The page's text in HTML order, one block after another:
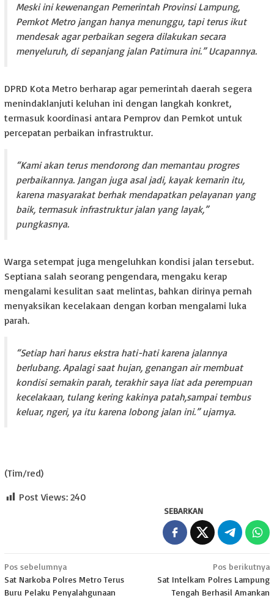
Meski ini kewenangan Pemerintah Provinsi Lampung,
Pemkot Metro jangan hanya menunggu, tapi terus ikut
mendesak agar perbaikan segera dilakukan secara
menyeluruh, di sepanjang jalan Patimura ini.” Ucapannya.
DPRD Kota Metro berharap agar pemerintah daerah segera
menindaklanjuti keluhan ini dengan langkah konkret,
termasuk koordinasi antara Pemprov dan Pemkot untuk
percepatan perbaikan infrastruktur.
“Kami akan terus mendorong dan memantau progres
perbaikannya. Jangan juga asal jadi, kayak kemarin itu,
karena masyarakat berhak mendapatkan pelayanan yang
baik, termasuk infrastruktur jalan yang layak,”
pungkasnya.
Warga setempat juga mengeluhkan kondisi jalan tersebut.
Septiana salah seorang pengendara, mengaku kerap
mengalami kesulitan saat melintas, bahkan dirinya pernah
menyaksikan kecelakaan dengan korban mengalami luka
parah.
“Setiap hari harus ekstra hati-hati karena jalannya
berlubang. Apalagi saat hujan, genangan air membuat
kondisi semakin parah, terakhir saya liat ada perempuan
kecelakaan, tulang kering kakinya patah,sampai tembus
keluar, ngeri, ya itu karena lobong jalan ini.” ujarnya.
(Tim/red)
Post Views: 240
SEBARKAN
Navigasi
pos
Pos sebelumnya
Sat Narkoba Polres Metro Terus
Buru Pelaku Penyalahgunaan
Pos berikutnya
Sat Intelkam Polres Lampung
Tengah Berhasil Amankan